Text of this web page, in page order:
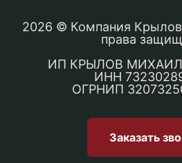
2026 © Компания
права
ИП КРЫЛОВ
ИНН
ОГРНИП
Заказать